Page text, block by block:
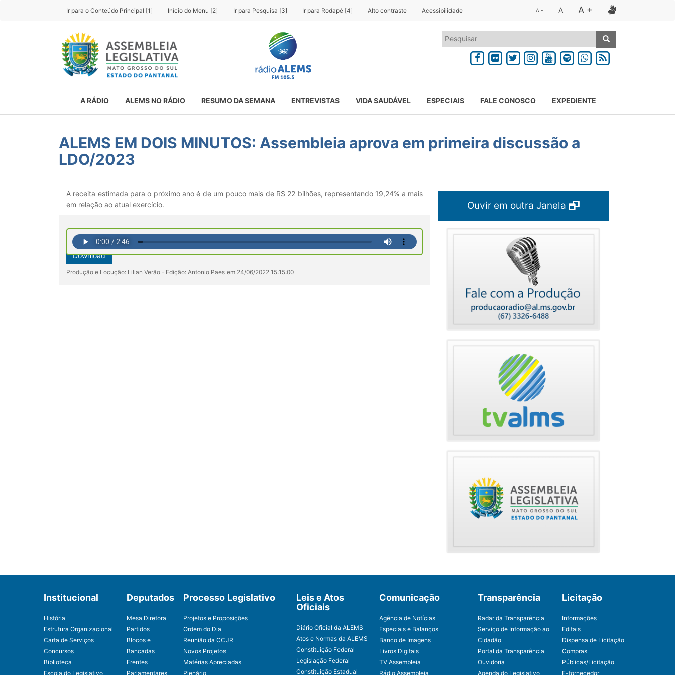
Ir para o Conteúdo Principal [1] Início do Menu [2] Ir para Pesquisa [3] Ir para Rodapé [4] Alto contraste Acessibilidade A - A A +
A RÁDIO ALEMS NO RÁDIO RESUMO DA SEMANA ENTREVISTAS VIDA SAUDÁVEL ESPECIAIS FALE CONOSCO EXPEDIENTE
ALEMS EM DOIS MINUTOS: Assembleia aprova em primeira discussão a
LDO/2023
A receita estimada para o próximo ano é de um pouco mais de R$ 22 bilhões, representando 19,24% a mais
em relação ao atual exercício.
Download
Produção e Locução: Lilian Verão - Edição: Antonio Paes em 24/06/2022 15:15:00
Ouvir em outra Janela
Institucional
História
Estrutura Organizacional
Carta de Serviços
Concursos
Biblioteca
Escola do Legislativo
Deputados
Mesa Diretora
Partidos
Blocos e
Bancadas
Frentes
Parlamentares
Processo Legislativo
Projetos e Proposições
Ordem do Dia
Reunião da CCJR
Novos Projetos
Matérias Apreciadas
Plenário
Leis e Atos
Oficiais
Diário Oficial da ALEMS
Atos e Normas da ALEMS
Constituição Federal
Legislação Federal
Constituição Estadual
Comunicação
Agência de Notícias
Especiais e Balanços
Banco de Imagens
Livros Digitais
TV Assembleia
Rádio Assembleia
Transparência
Radar da Transparência
Serviço de Informação ao
Cidadão
Portal da Transparência
Ouvidoria
Agenda do Legislativo
Licitação
Informações
Editais
Dispensa de Licitação
Compras
Públicas/Licitação
E-fornecedor